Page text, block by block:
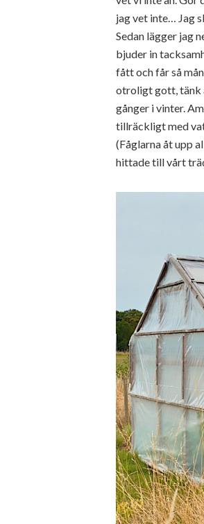
jag vet inte… Jag
Sedan lägger jag
bjuder in
fått och får så
otroligt gott, tänk
gånger i vinter.
tillräckligt med
(Fåglarna åt upp
hittade till vårt